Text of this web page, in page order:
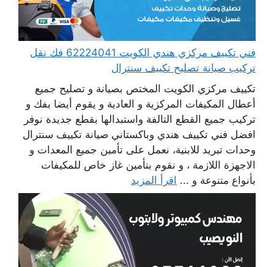
فني تكييف مركزي هندي الكويت 62224041 فك نقل
تركيب صيانة تصليح تكييف سنترال
تكييف مركزي الكويت المختص بصيانة و تصليح جميع
أعطال المكيفات المركزية و العادية و يقوم أيضا بفك و
تركيب جميع القطع التالفة واستبدالها بقطع جديدة نوفر
افضل فني تكييف هندي وباكستاني صيانة تكييف سنترال
وحدات تبريد للابنية، نعمل على تأمين جميع المعدات و
الاجهزة اللازمة ، و نقوم بتأمين غاز خاص للمكيفات
بأنواع متنوعة و ... اقرأ المزيد